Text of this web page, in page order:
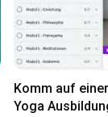
Komm auf
Yoga